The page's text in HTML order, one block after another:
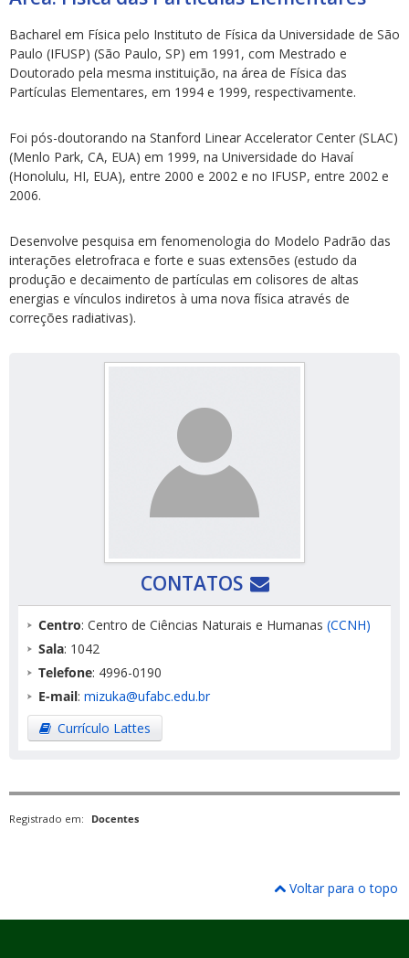
Bacharel em Física pelo Instituto de Física da Universidade de São
Paulo (IFUSP) (São Paulo, SP) em 1991, com Mestrado e
Doutorado pela mesma instituição, na área de Física das
Partículas Elementares, em 1994 e 1999, respectivamente.
Foi pós-doutorando na Stanford Linear Accelerator Center (SLAC)
(Menlo Park, CA, EUA) em 1999, na Universidade do Havaí
(Honolulu, HI, EUA), entre 2000 e 2002 e no IFUSP, entre 2002 e
2006.
Desenvolve pesquisa em fenomenologia do Modelo Padrão das
interações eletrofraca e forte e suas extensões (estudo da
produção e decaimento de partículas em colisores de altas
energias e vínculos indiretos à uma nova física através de
correções radiativas).
CONTATOS
Centro: Centro de Ciências Naturais e Humanas (CCNH)
Sala: 1042
Telefone: 4996-0190
E-mail: mizuka@ufabc.edu.br
Currículo Lattes
Registrado em: Docentes
Voltar para o topo